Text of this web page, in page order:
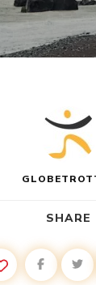
SHARE